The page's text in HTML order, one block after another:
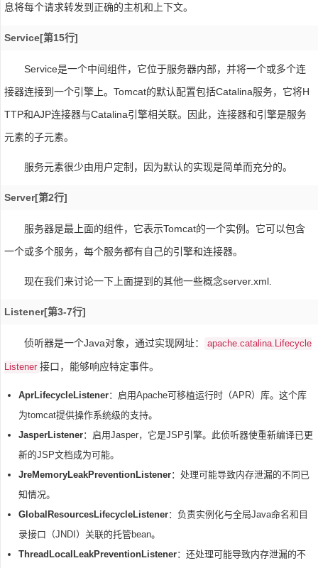
息将每个请求转发到正确的主机和上下文。
Service[第15行]
Service是一个中间组件，它位于服务器内部，并将一个或多个连
接器连接到一个引擎上。Tomcat的默认配置包括Catalina服务，它将H
TTP和AJP连接器与Catalina引擎相关联。因此，连接器和引擎是服务
元素的子元素。
服务元素很少由用户定制，因为默认的实现是简单而充分的。
Server[第2行]
服务器是最上面的组件，它表示Tomcat的一个实例。它可以包含
一个或多个服务，每个服务都有自己的引擎和连接器。
现在我们来讨论一下上面提到的其他一些概念server.xml.
Listener[第3-7行]
侦听器是一个Java对象，通过实现网址： apache.catalina.Lifecycle
Listener 接口，能够响应特定事件。
AprLifecycleListener：启用Apache可移植运行时（APR）库。这个库
为tomcat提供操作系统级的支持。
JasperListener：启用Jasper，它是JSP引擎。此侦听器使重新编译已更
新的JSP文档成为可能。
JreMemoryLeakPreventionListener：处理可能导致内存泄漏的不同已
知情况。
GlobalResourcesLifecycleListener：负责实例化与全局Java命名和目
录接口（JNDI）关联的托管bean。
ThreadLocalLeakPreventionListener：还处理可能导致内存泄漏的不